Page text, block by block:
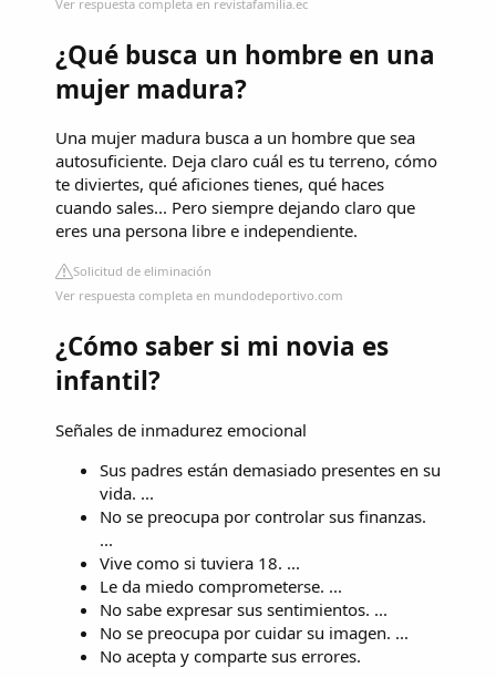
Ver respuesta completa en revistafamilia.ec
¿Qué busca un hombre en una
mujer madura?
Una mujer madura busca a un hombre que sea
autosuficiente. Deja claro cuál es tu terreno, cómo
te diviertes, qué aficiones tienes, qué haces
cuando sales... Pero siempre dejando claro que
eres una persona libre e independiente.
Solicitud de eliminación
Ver respuesta completa en mundodeportivo.com
¿Cómo saber si mi novia es
infantil?
Señales de inmadurez emocional
Sus padres están demasiado presentes en su
vida. ...
No se preocupa por controlar sus finanzas.
...
Vive como si tuviera 18. ...
Le da miedo comprometerse. ...
No sabe expresar sus sentimientos. ...
No se preocupa por cuidar su imagen. ...
No acepta y comparte sus errores.